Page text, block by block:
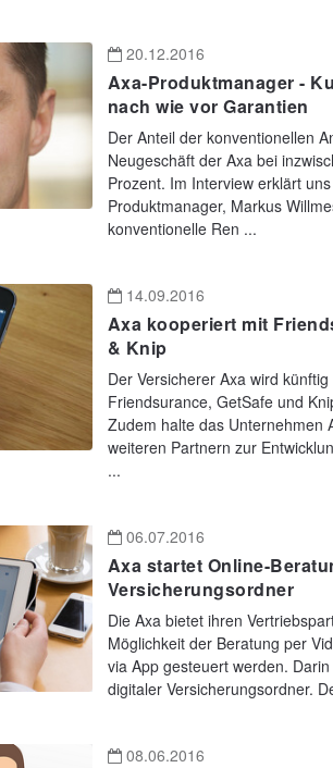
20.12.2016
Axa-Produktmanager -
nach wie vor Garantien
Der Anteil der konventionellen
Neugeschäft der Axa bei
Prozent. Im Interview erklärt
Produktmanager, Markus
konventionelle Ren ...
14.09.2016
Axa kooperiert mit
& Knip
Der Versicherer Axa wird
Friendsurance, GetSafe und
Zudem halte das Unternehmen
weiteren Partnern zur
...
06.07.2016
Axa startet Online-
Versicherungsordner
Die Axa bietet ihren
Möglichkeit der Beratung per
via App gesteuert werden.
digitaler Versicherungsordner.
08.06.2016